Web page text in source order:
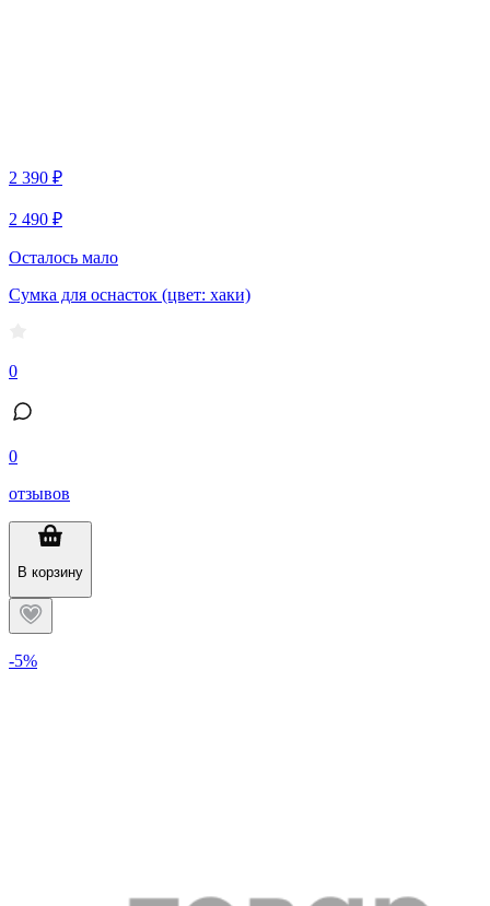
2 390 ₽
2 490 ₽
Осталось мало
Сумка для оснасток (цвет: хаки)
0
0
отзывов
В корзину
-5%